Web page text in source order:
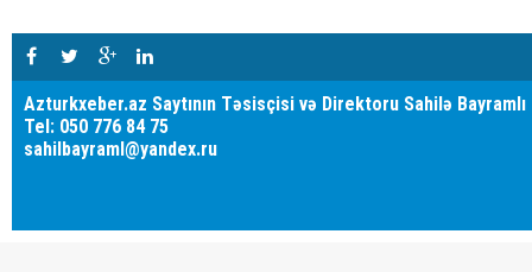
Azturkxeber.az Saytının Təsisçisi və Direktoru Sahilə Bayramlı
Tel: 050 776 84 75
sahilbayraml@yandex.ru